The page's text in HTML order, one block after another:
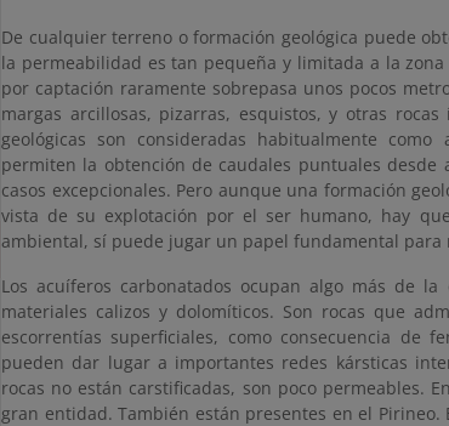
De cualquier terreno o formación geológica puede
la permeabilidad es tan pequeña y limitada a la
por captación raramente sobrepasa unos pocos
margas arcillosas, pizarras, esquistos, y otras
geológicas son consideradas habitualmente
permiten la obtención de caudales puntuales
casos excepcionales. Pero aunque una formación
vista de su explotación por el ser humano, hay
ambiental, sí puede jugar un papel fundamental para
Los acuíferos carbonatados ocupan algo más de
materiales calizos y dolomíticos. Son rocas que
escorrentías superficiales, como consecuencia de
pueden dar lugar a importantes redes kársticas
rocas no están carstificadas, son poco permeables.
gran entidad. También están presentes en el